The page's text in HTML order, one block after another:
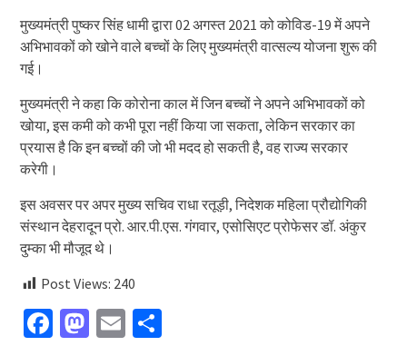
मुख्यमंत्री पुष्कर सिंह धामी द्वारा 02 अगस्त 2021 को कोविड-19 में अपने
अभिभावकों को खोने वाले बच्चों के लिए मुख्यमंत्री वात्सल्य योजना शुरू की
गई।
मुख्यमंत्री ने कहा कि कोरोना काल में जिन बच्चों ने अपने अभिभावकों को
खोया, इस कमी को कभी पूरा नहीं किया जा सकता, लेकिन सरकार का
प्रयास है कि इन बच्चों की जो भी मदद हो सकती है, वह राज्य सरकार
करेगी।
इस अवसर पर अपर मुख्य सचिव राधा रतूड़ी, निदेशक महिला प्रौद्योगिकी
संस्थान देहरादून प्रो. आर.पी.एस. गंगवार, एसोसिएट प्रोफेसर डॉ. अंकुर
दुम्का भी मौजूद थे।
Post Views: 240
Facebook
Mastodon
EmailShare